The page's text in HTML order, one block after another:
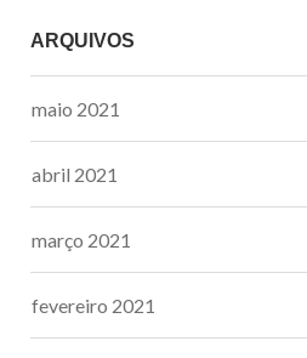
ARQUIVOS
maio 2021
abril 2021
março 2021
fevereiro 2021